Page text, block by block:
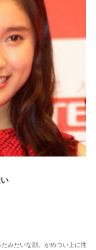
みたいな顔。がめつい上に性